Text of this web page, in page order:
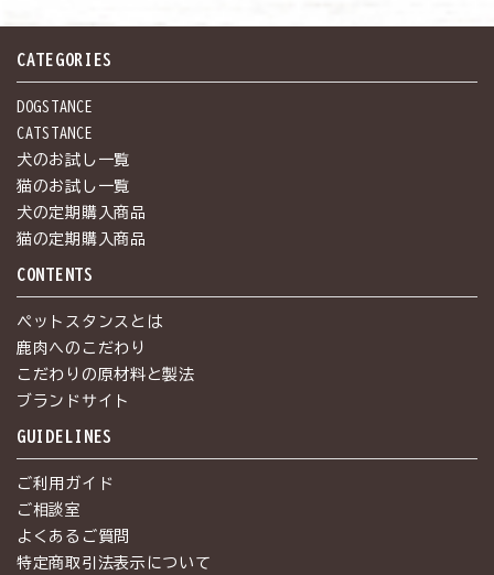
CATEGORIES
DOGSTANCE
CATSTANCE
犬のお試し一覧
猫のお試し一覧
犬の定期購入商品
猫の定期購入商品
CONTENTS
ペットスタンスとは
鹿肉へのこだわり
こだわりの原材料と製法
ブランドサイト
GUIDELINES
ご利用ガイド
ご相談室
よくあるご質問
特定商取引法表示について